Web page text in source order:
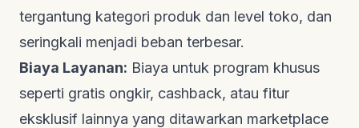
tergantung kategori produk dan level toko, dan
seringkali menjadi beban terbesar.
Biaya Layanan: Biaya untuk program khusus
seperti gratis ongkir, cashback, atau fitur
eksklusif lainnya yang ditawarkan marketplace